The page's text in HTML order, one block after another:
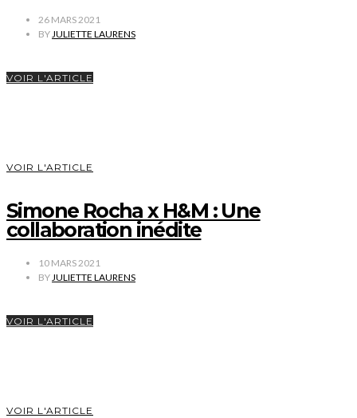
26 MARS 2021
BYJULIETTE LAURENS
VOIR L'ARTICLE
VOIR L'ARTICLE
Simone Rocha x H&M : Une
collaboration inédite
10 MARS 2021
BY JULIETTE LAURENS
VOIR L'ARTICLE
VOIR L'ARTICLE